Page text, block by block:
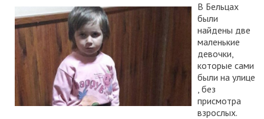
В Бельцах
были
найдены две
маленькие
девочки,
которые сами
были на улице
, без
присмотра
взрослых.